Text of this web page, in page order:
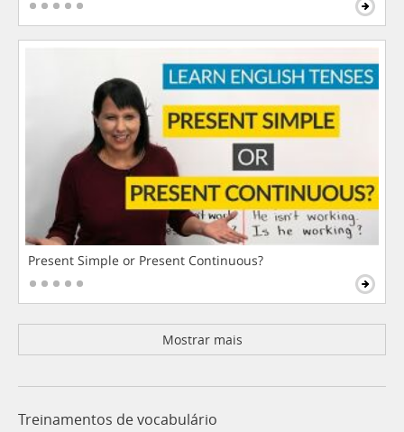
Present Simple or Present Continuous?
Mostrar mais
Treinamentos de vocabulário